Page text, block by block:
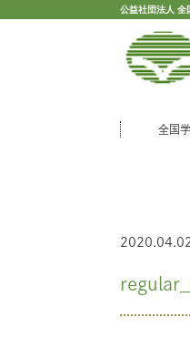
公益社団法人
全国